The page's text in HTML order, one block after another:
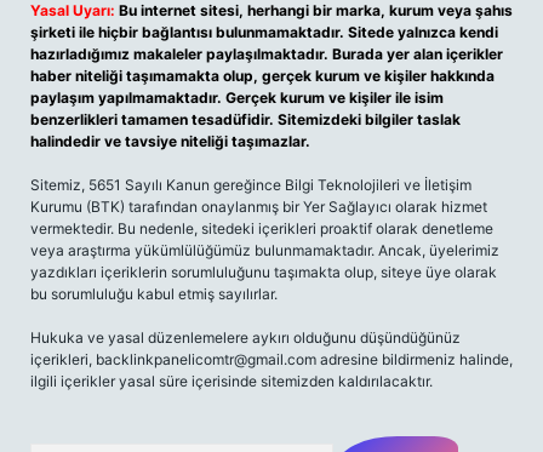
Yasal Uyarı: Bu internet sitesi, herhangi bir marka, kurum veya şahıs
şirketi ile hiçbir bağlantısı bulunmamaktadır. Sitede yalnızca kendi
hazırladığımız makaleler paylaşılmaktadır. Burada yer alan içerikler
haber niteliği taşımamakta olup, gerçek kurum ve kişiler hakkında
paylaşım yapılmamaktadır. Gerçek kurum ve kişiler ile isim
benzerlikleri tamamen tesadüfidir. Sitemizdeki bilgiler taslak
halindedir ve tavsiye niteliği taşımazlar.
Sitemiz, 5651 Sayılı Kanun gereğince Bilgi Teknolojileri ve İletişim
Kurumu (BTK) tarafından onaylanmış bir Yer Sağlayıcı olarak hizmet
vermektedir. Bu nedenle, sitedeki içerikleri proaktif olarak denetleme
veya araştırma yükümlülüğümüz bulunmamaktadır. Ancak, üyelerimiz
yazdıkları içeriklerin sorumluluğunu taşımakta olup, siteye üye olarak
bu sorumluluğu kabul etmiş sayılırlar.
Hukuka ve yasal düzenlemelere aykırı olduğunu düşündüğünüz
içerikleri, backlinkpanelicomtr@gmail.com adresine bildirmeniz halinde,
ilgili içerikler yasal süre içerisinde sitemizden kaldırılacaktır.